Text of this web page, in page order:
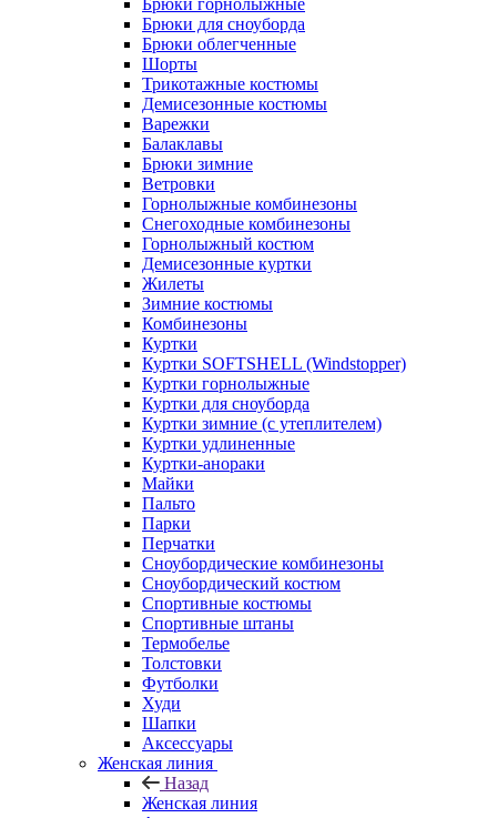
Брюки горнолыжные
Брюки для сноуборда
Брюки облегченные
Шорты
Трикотажные костюмы
Демисезонные костюмы
Варежки
Балаклавы
Брюки зимние
Ветровки
Горнолыжные комбинезоны
Снегоходные комбинезоны
Горнолыжный костюм
Демисезонные куртки
Жилеты
Зимние костюмы
Комбинезоны
Куртки
Куртки SOFTSHELL (Windstopper)
Куртки горнолыжные
Куртки для сноуборда
Куртки зимние (с утеплителем)
Куртки удлиненные
Куртки-анораки
Майки
Пальто
Парки
Перчатки
Сноубордические комбинезоны
Сноубордический костюм
Спортивные костюмы
Спортивные штаны
Термобелье
Толстовки
Футболки
Худи
Шапки
Аксессуары
Женская линия
Назад
Женская линия